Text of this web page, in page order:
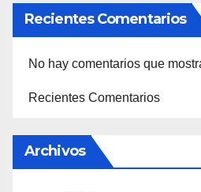
Recientes Comentarios
No hay comentarios que
Recientes Comentarios
Archivos